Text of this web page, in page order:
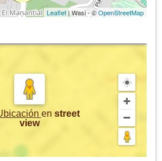
Leaflet | Wasi - ©OpenStreetMap
en street
view